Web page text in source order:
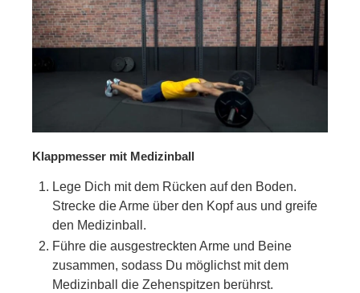
Klappmesser mit Medizinball
Lege Dich mit dem Rücken auf den Boden.
Strecke die Arme über den Kopf aus und greife
den Medizinball.
Führe die ausgestreckten Arme und Beine
zusammen, sodass Du möglichst mit dem
Medizinball die Zehenspitzen berührst.